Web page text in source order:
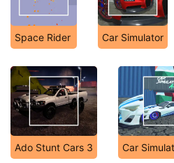
Space Rider Car Simulator
Ado Stunt Cars 3 Car